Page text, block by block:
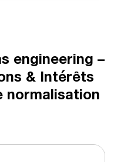
engineering –
& Intérêts
normalisation